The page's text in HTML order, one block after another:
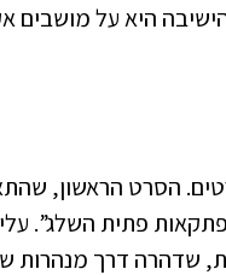
הסרט הראשון,
פתית השלג”.
שדהרה דרך מנהרות